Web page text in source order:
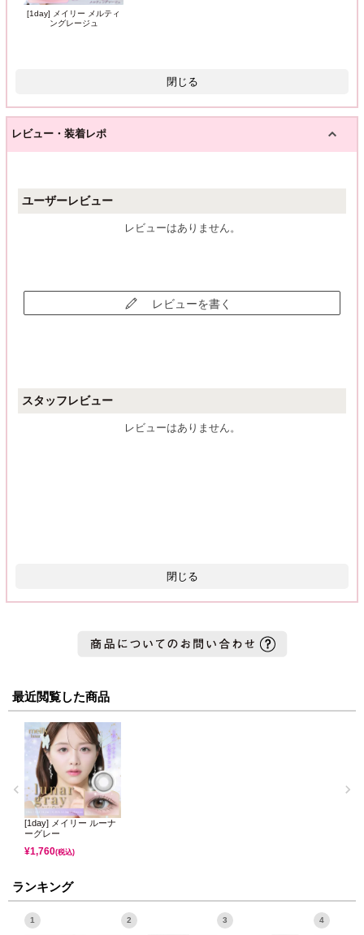
[1day] メイリー メルティ
ングレージュ
閉じる
レビュー・装着レポ
ユーザーレビュー
レビューはありません。
レビューを書く
スタッフレビュー
レビューはありません。
閉じる
最近閲覧した商品
[1day] メイリー ルーナ
ーグレー
¥1,760(税込)
ランキング
1 2 3 4